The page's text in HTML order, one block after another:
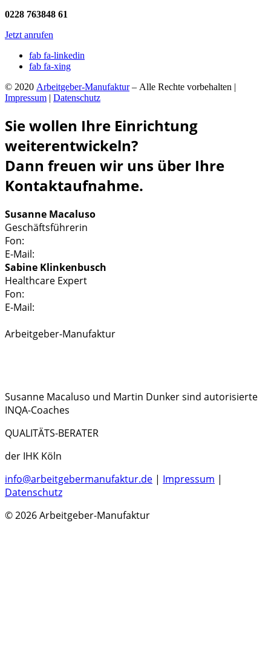
0228 763848 61
Jetzt anrufen
fab fa-linkedin
fab fa-xing
© 2020 Arbeitgeber-Manufaktur– Alle Rechte vorbehalten |
Impressum | Datenschutz
Sie wollen Ihre Einrichtung
weiterentwickeln?
Dann freuen wir uns über Ihre
Kontaktaufnahme.
Susanne Macaluso
Geschäftsführerin
Fon:
E-Mail:
Sabine Klinkenbusch
Healthcare Expert
Fon:
E-Mail:
Arbeitgeber-Manufaktur
Susanne Macaluso und Martin Dunker sind autorisierte
INQA-Coaches
QUALITÄTS-BERATER
der IHK Köln
info@arbeitgebermanufaktur.de | Impressum |
Datenschutz
© 2026 Arbeitgeber-Manufaktur